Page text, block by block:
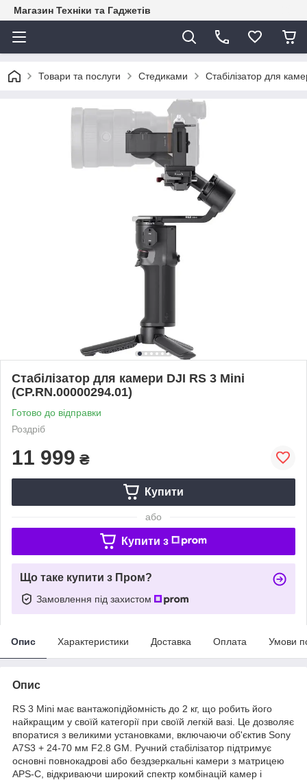
Магазин Техніки та Гаджетів
Товари та послуги Стедиками Стабілізатор для
Стабілізатор для камери DJI RS 3 Mini
(CP.RN.00000294.01)
Готово до відправки
Роздріб
11 999 ₴
Купити
або
Купити з
Що таке купити з Пром?
Замовлення під захистом
Опис Характеристики Доставка Оплата Умови
Опис
RS 3 Mini має вантажопідйомність до 2 кг, що робить його
найкращим у своїй категорії при своїй легкій вазі. Це дозволяє
впоратися з великими установками, включаючи об'єктив Sony
A7S3 + 24-70 мм F2.8 GM. Ручний стабілізатор підтримує
основні повнокадрові або бездзеркальні камери з матрицею
APS-C, відкриваючи широкий спектр комбінацій камер і